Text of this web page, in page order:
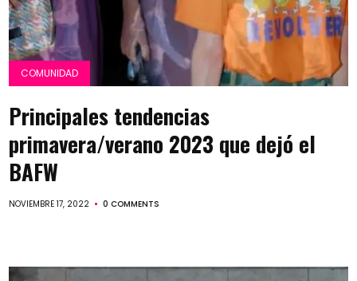
COMUNIDAD
Principales tendencias
primavera/verano 2023 que dejó el
BAFW
NOVIEMBRE 17, 2022 0 COMMENTS